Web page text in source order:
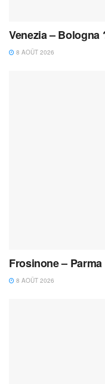
Venezia – Bologna
8 AOÛT 2026
Frosinone –
8 AOÛT 2026